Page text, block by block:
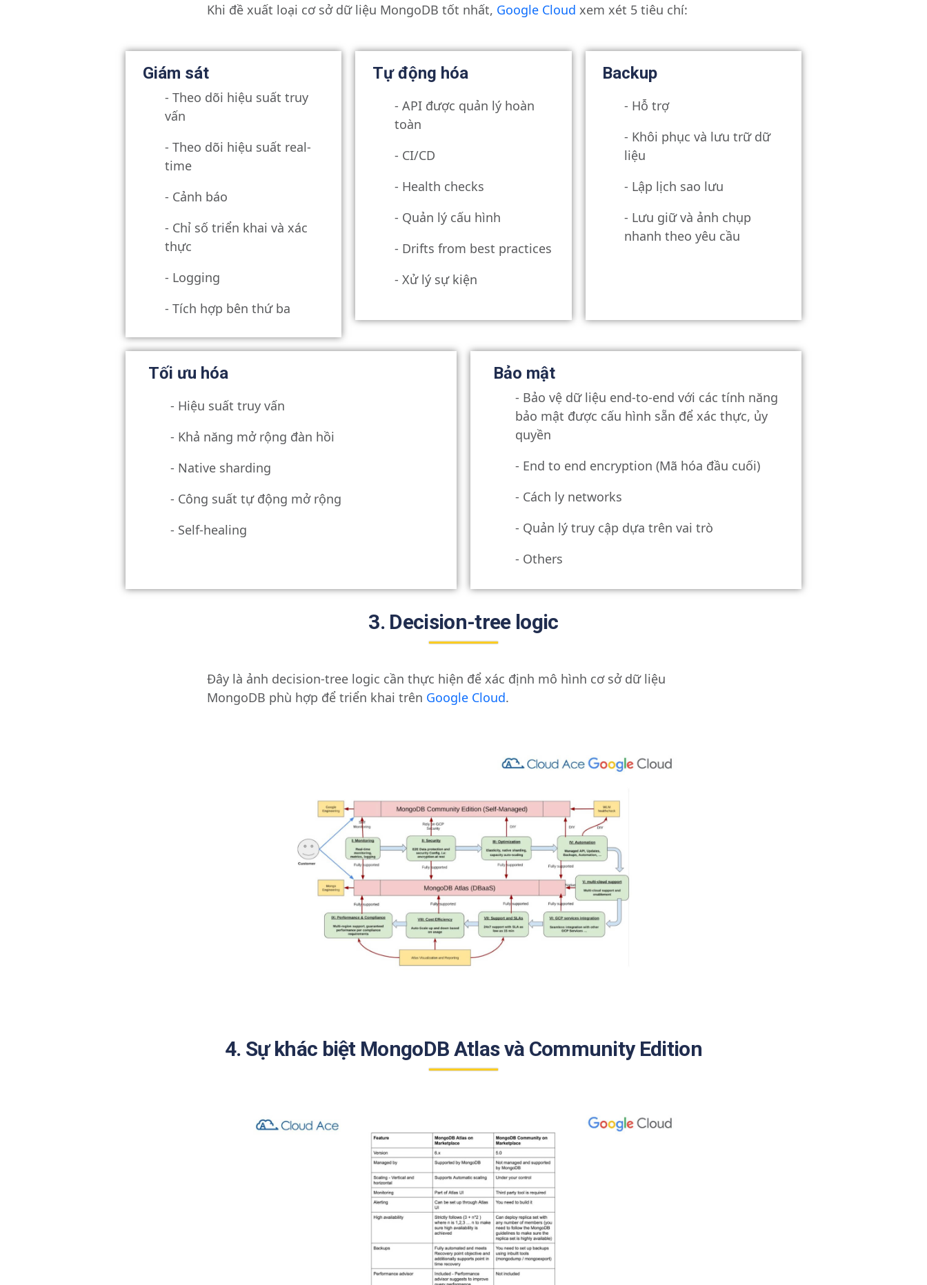
Khi đề xuất loại cơ sở dữ liệu MongoDB tốt nhất, Google Cloud xem xét 5 tiêu chí:
Giám sát
- Theo dõi hiệu suất truy
vấn
- Theo dõi hiệu suất real-
time
- Cảnh báo
- Chỉ số triển khai và xác
thực
- Logging
- Tích hợp bên thứ ba
Tự động hóa
- API được quản lý hoàn
toàn
- CI/CD
- Health checks
- Quản lý cấu hình
- Drifts from best practices
- Xử lý sự kiện
Backup
- Hỗ trợ
- Khôi phục và lưu trữ dữ
liệu
- Lập lịch sao lưu
- Lưu giữ và ảnh chụp
nhanh theo yêu cầu
Tối ưu hóa
- Hiệu suất truy vấn
- Khả năng mở rộng đàn hồi
- Native sharding
- Công suất tự động mở rộng
- Self-healing
Bảo mật
- Bảo vệ dữ liệu end-to-end với các tính năng
bảo mật được cấu hình sẵn để xác thực, ủy
quyền
- End to end encryption (Mã hóa đầu cuối)
- Cách ly networks
- Quản lý truy cập dựa trên vai trò
- Others
3. Decision-tree logic
Đây là ảnh decision-tree logic cần thực hiện để xác định mô hình cơ sở dữ liệu
MongoDB phù hợp để triển khai trên Google Cloud.
4. Sự khác biệt MongoDB Atlas và Community Edition